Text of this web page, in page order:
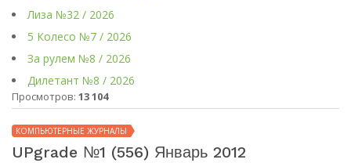
Лиза №32 / 2026
5 Колесо №7 / 2026
За рулем №8 / 2026
Дилетант №8 / 2026
Просмотров: 13 104
КОМПЬЮТЕРНЫЕ ЖУРНАЛЫ
UPgrade №1 (556) Январь 2012